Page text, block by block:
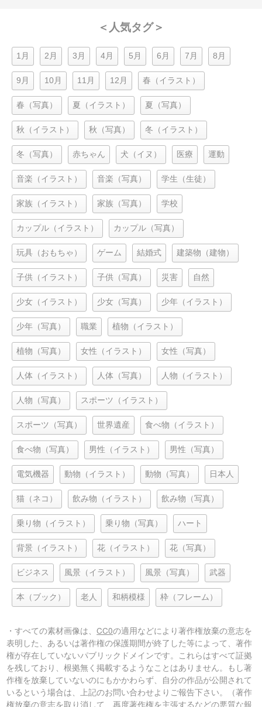
＜人気タグ＞
1月 2月 3月 4月 5月 6月 7月 8月
9月 10月 11月 12月 春（イラスト）
春（写真） 夏（イラスト） 夏（写真）
秋（イラスト） 秋（写真） 冬（イラスト）
冬（写真） 赤ちゃん 犬（イヌ） 医療 運動
音楽（イラスト） 音楽（写真） 学生（生徒）
家族（イラスト） 家族（写真） 学校
カップル（イラスト） カップル（写真）
玩具（おもちゃ） ゲーム 結婚式 建築物（建物）
子供（イラスト） 子供（写真） 災害 自然
少女（イラスト） 少女（写真） 少年（イラスト）
少年（写真） 職業 植物（イラスト）
植物（写真） 女性（イラスト） 女性（写真）
人体（イラスト） 人体（写真） 人物（イラスト）
人物（写真） スポーツ（イラスト）
スポーツ（写真） 世界遺産 食べ物（イラスト）
食べ物（写真） 男性（イラスト） 男性（写真）
電気機器 動物（イラスト） 動物（写真） 日本人
猫（ネコ） 飲み物（イラスト） 飲み物（写真）
乗り物（イラスト） 乗り物（写真） ハート
背景（イラスト） 花（イラスト） 花（写真）
ビジネス 風景（イラスト） 風景（写真） 武器
本（ブック） 老人 和柄模様 枠（フレーム）
・すべての素材画像は、CC0の適用などにより著作権放棄の意志を
表明した、あるいは著作権の保護期間が終了した等によって、著作
権が存在していないパブリックドメインです。これらはすべて証拠
を残しており、根拠無く掲載するようなことはありません。もし著
作権を放棄していないのにもかかわらず、自分の作品が公開されて
いるという場合は、上記のお問い合わせよりご報告下さい。（著作
権放棄の意志を取り消して、再度著作権を主張するなどの悪質な報